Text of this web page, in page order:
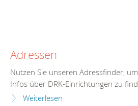
Adressen
Nutzen Sie unseren Adressfinder,
Infos über DRK-Einrichtungen zu
Weiterlesen